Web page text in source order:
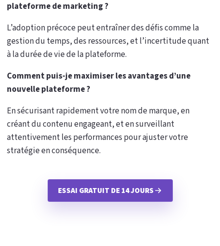
plateforme de marketing ?
L’adoption précoce peut entraîner des défis comme la
gestion du temps, des ressources, et l’incertitude quant
à la durée de vie de la plateforme.
Comment puis-je maximiser les avantages d’une
nouvelle plateforme ?
En sécurisant rapidement votre nom de marque, en
créant du contenu engageant, et en surveillant
attentivement les performances pour ajuster votre
stratégie en conséquence.
ESSAI GRATUIT DE 14 JOURS